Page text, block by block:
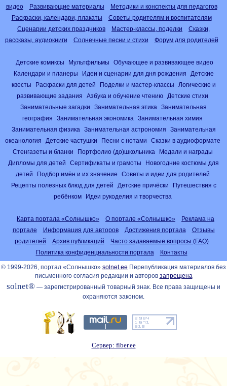
видео
Развивающие материалы
Методики и конспекты для педагогов
Раскраски, календари, плакаты
Советы родителям и воспитателям
Сценарии детских праздников
Мастер-классы, поделки
Сказки,
рассказы, аудиокниги
Солнечные песни и стихи Форум для родителей
Детские комиксы Мультфильмы
Обучающее и развивающее видео
Календари и планеры
Идеи и сценарии для дня рождения
Детские
квесты
Раскраски для детей Поделки и мастер-классы
Логические и
развивающие задания
Азбука и обучение чтению
Детские стихи
Занимательные загадки
Занимательная этика
Занимательная
география
Занимательная экономика
Занимательная химия
Занимательная физика
Занимательная астрономия
Занимательная
океанология
Детские частушки Песни с нотами
Сказки в аудиоформате
Стенгазеты и бланки
Портфолио (до)школьника
Медали и награды
Дипломы для детей
Сертификаты и грамоты
Новогодние костюмы для
детей
Подбор имён и их значение
Советы и идеи для родителей
Рецепты полезных блюд для детей
Детские причёски
Путешествия с
ребёнком
Идеи рукоделия и творчества
Карта портала «Солнышко» О портале «Солнышко»
Реклама на
портале
Информация для авторов Достижения портала
Отзывы
родителей
Архив публикаций
Часто задаваемые вопросы (FAQ)
Политика конфиденциальности портала
Контакты
© 1999-2026, портал «Солнышко» solnet.ee Перепубликация материалов без
письменного согласия редакции и авторов запрещена
solnet® — зарегистрированный товарный знак. Все права защищены и
охраняются законом.
Сервер: fiber.ee